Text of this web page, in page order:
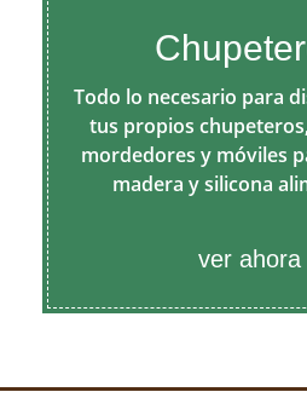
Todo lo necesario para
tus propios
mordedores y móviles
madera y silicona
ver ahora